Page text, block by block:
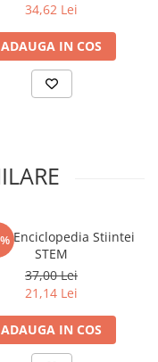
34,62 Lei
ADAUGA IN COS
Enciclopedia Stiintei
STEM
37,00 Lei
21,14 Lei
ADAUGA IN COS